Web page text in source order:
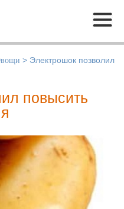
Меню
> Электрошок позволил
повысить